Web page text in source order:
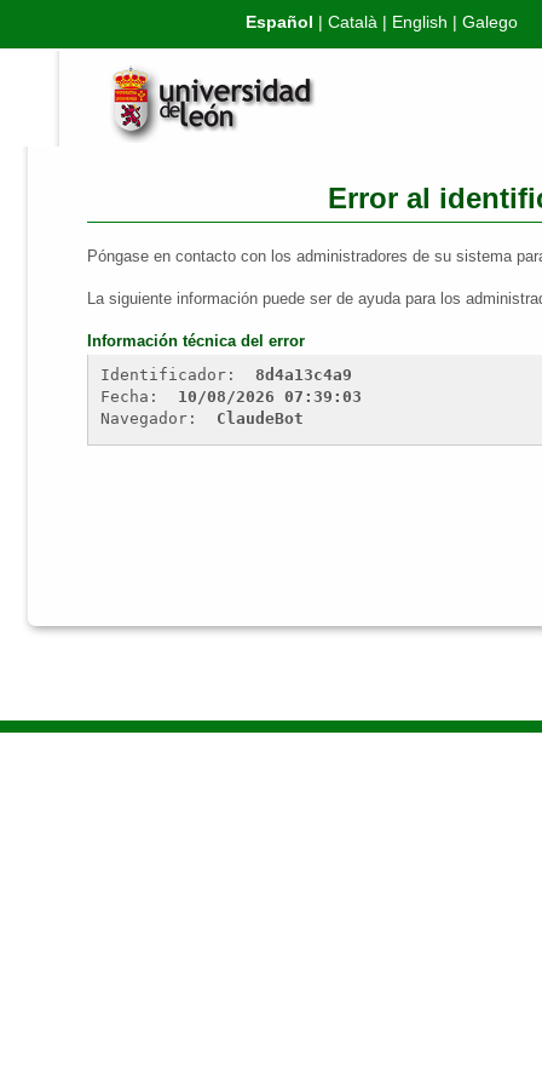
Español | Català | English | Galego
Error al
Póngase en contacto con los administradores de su sistema
La siguiente información puede ser de ayuda para los
Información técnica del error
Identificador:
8d4a13c4a9
Fecha:
10/08/2026 07:39:03
Navegador:
ClaudeBot